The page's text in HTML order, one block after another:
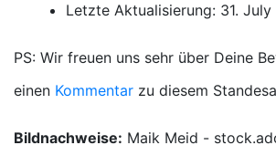
Letzte Aktualisierung: 31.
PS: Wir freuen uns sehr über Deine
einen Kommentar zu diesem
Bildnachweise: Maik Meid -